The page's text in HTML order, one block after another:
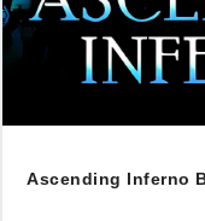
Ascending Inferno